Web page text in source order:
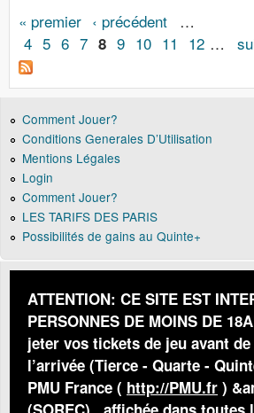
Pages
« premier ‹ précédent
…
4 5 6 7 8 9 10 11 12 …
Comment Jouer?
Conditions Generales D’Utilisation
Mentions Légales
Login
Comment Jouer?
LES TARIFS DES PARIS
Possibilités de gains au Quinte+
ATTENTION: CE SITE EST
PERSONNES DE MOINS DE
jeter vos tickets de jeu avant
l’arrivée (Tierce - Quarte -
PMU France ( http://PMU.fr )